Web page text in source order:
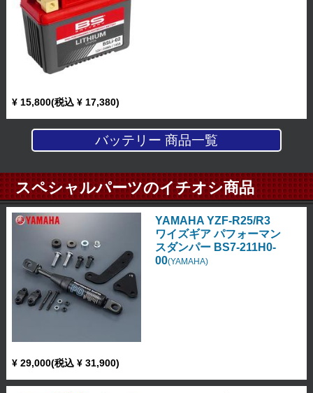
¥ 15,800(税込 ¥ 17,380)
バッテリー 商品一覧
スペシャルパーツのイチオシ商品
YAMAHA YZF-R25/R3
ワイズギア パフォーマン
スダンパー BS7-211H0-
00(YAMAHA)
¥ 29,000(税込 ¥ 31,900)